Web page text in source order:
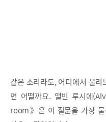
같은 소리라도, 어디에서 울
면 어떨까요. 앨빈 루시에
room》은 이 질문을 가장 물